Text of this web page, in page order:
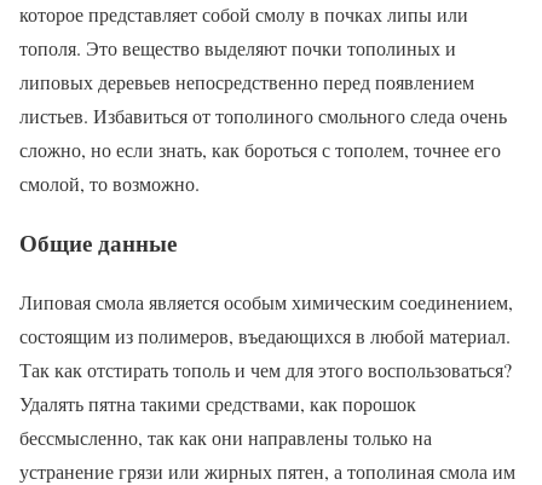
которое представляет собой смолу в почках липы или
тополя. Это вещество выделяют почки тополиных и
липовых деревьев непосредственно перед появлением
листьев. Избавиться от тополиного смольного следа очень
сложно, но если знать, как бороться с тополем, точнее его
смолой, то возможно.
Общие данные
Липовая смола является особым химическим соединением,
состоящим из полимеров, въедающихся в любой материал.
Так как отстирать тополь и чем для этого воспользоваться?
Удалять пятна такими средствами, как порошок
бессмысленно, так как они направлены только на
устранение грязи или жирных пятен, а тополиная смола им